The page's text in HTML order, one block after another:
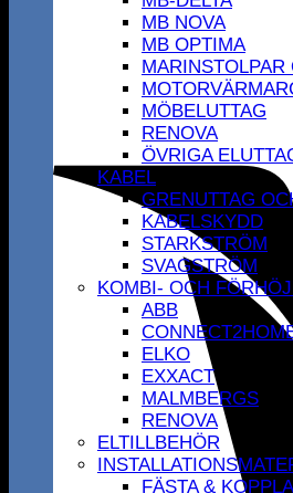
MB NOVA
MB OPTIMA
MÖBELUTTAG
RENOVA
ÖVRIGA
KABEL
GRENUTTAG
KABELSKYDD
STARKSTRÖM
SVAGSTRÖM
KOMBI- OCH
ABB
ELKO
EXXACT
MALMBERGS
RENOVA
ELTILLBEHÖR
FÄSTA & KOPPLA